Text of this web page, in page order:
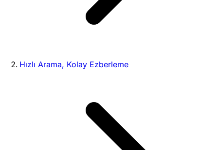
Hızlı Arama, Kolay Ezberleme